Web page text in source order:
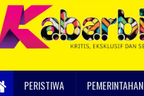
PERISTIWA PEMERINTAHAN